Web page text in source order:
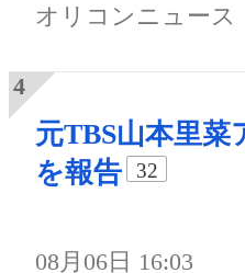
オリコンニュース
元TBS山本里菜
を報告
32
08月06日 16:03